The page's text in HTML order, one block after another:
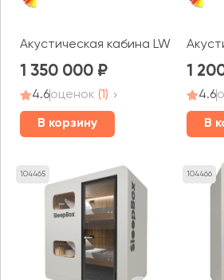
Акустическая кабина LWOP SIX
1 350 000
4.6оценок (1)
В корзину
1
4.6
В
104465 104466